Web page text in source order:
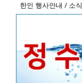
한인 행사안내 / 소식